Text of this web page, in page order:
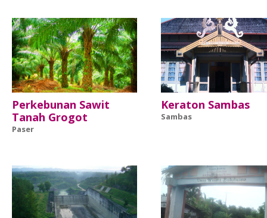
Perkebunan Sawit
Tanah Grogot
Paser
Keraton Sambas
Sambas